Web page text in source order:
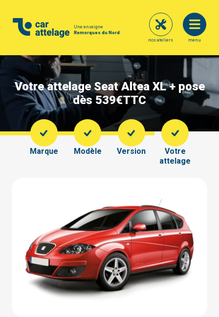
Une enseigne
Remorques du Nord
menu
nos ateliers
Votre attelage Seat Altea XL + pose
dès 539€TTC
Marque Modèle Version
Votre
attelage